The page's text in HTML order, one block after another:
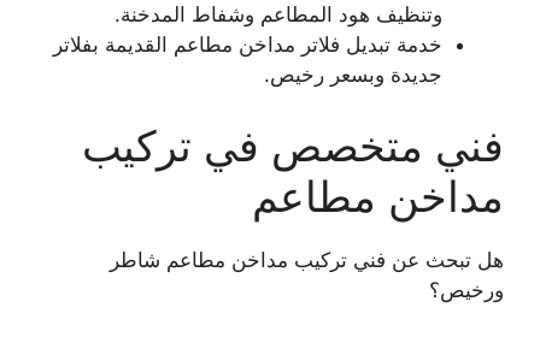
وتنظيف هود المطاعم وشفاط المدخنة.
خدمة تبديل فلاتر مداخن مطاعم القديمة بفلاتر
جديدة وبسعر رخيص.
فني متخصص في تركيب
مداخن مطاعم
هل تبحث عن فني تركيب مداخن مطاعم شاطر
ورخيص؟